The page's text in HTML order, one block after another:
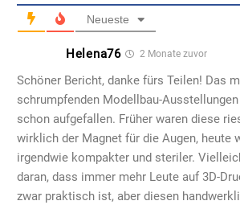
Neueste
Helena76 2 Monate zuvor
Schöner Bericht, danke fürs Teilen! Das
schrumpfenden Modellbau-
schon aufgefallen. Früher waren diese
wirklich der Magnet für die Augen, heute
irgendwie kompakter und steriler.
daran, dass immer mehr Leute auf 3D-
zwar praktisch ist, aber diesen